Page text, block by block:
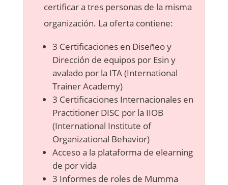
certificar a tres personas de la misma
organización. La oferta contiene:
3 Certificaciones en Diseñeo y
Dirección de equipos por Esin y
avalado por la ITA (International
Trainer Academy)
3 Certificaciones Internacionales en
Practitioner DISC por la IIOB
(International Institute of
Organizational Behavior)
Acceso a la plataforma de elearning
de por vida
3 Informes de roles de Mumma